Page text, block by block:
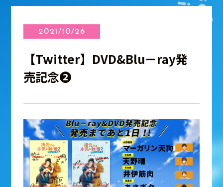
2021/10/26
【Twitter】DVD&Blu－ray発
売記念❷